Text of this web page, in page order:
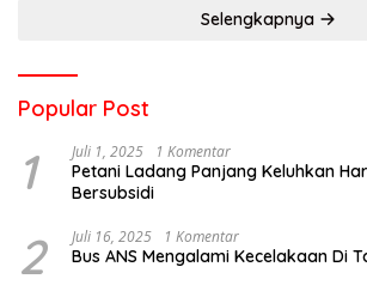
Selengkapnya
Popular Post
1 Juli 1, 2025 1 Komentar
Petani Ladang Panjang Keluhkan
Bersubsidi
2 Juli 16, 2025 1 Komentar
Bus ANS Mengalami Kecelakaan Di